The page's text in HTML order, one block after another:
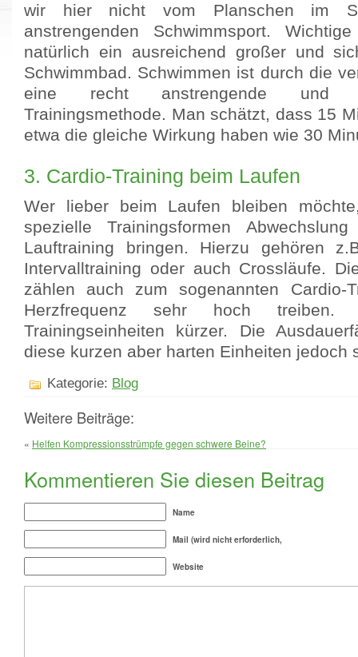
wir hier nicht vom Planschen im
anstrengenden Schwimmsport.
natürlich ein ausreichend großer und
Schwimmbad. Schwimmen ist durch die
eine recht anstrengende und
Trainingsmethode. Man schätzt, dass 15
etwa die gleiche Wirkung haben wie 30
3. Cardio-Training beim Laufen
Wer lieber beim Laufen bleiben
spezielle Trainingsformen
Lauftraining bringen. Hierzu gehören
Intervalltraining oder auch Crossläufe.
zählen auch zum sogenannten Cardio-
Herzfrequenz sehr hoch
Trainingseinheiten kürzer. Die
diese kurzen aber harten Einheiten jedoch
Kategorie: Blog
Weitere Beiträge:
« Helfen Kompressionsstrümpfe gegen schwere Beine?
Kommentieren Sie diesen Beitrag
Name
Mail (wird nicht erforderlich,
Website